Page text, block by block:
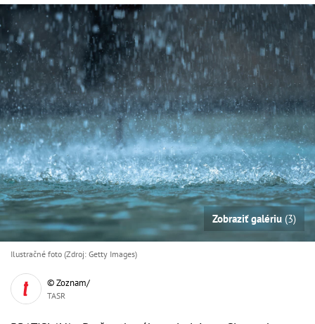
Zobraziť galériu (3)
Ilustračné foto (Zdroj: Getty Images)
© Zoznam/
TASR